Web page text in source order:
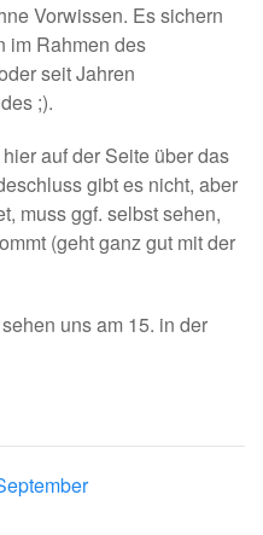
Vorwissen. Es sichern
im Rahmen des
seit Jahren
;).
auf der Seite über das
gibt es nicht, aber
muss ggf. selbst sehen,
(geht ganz gut mit der
uns am 15. in der